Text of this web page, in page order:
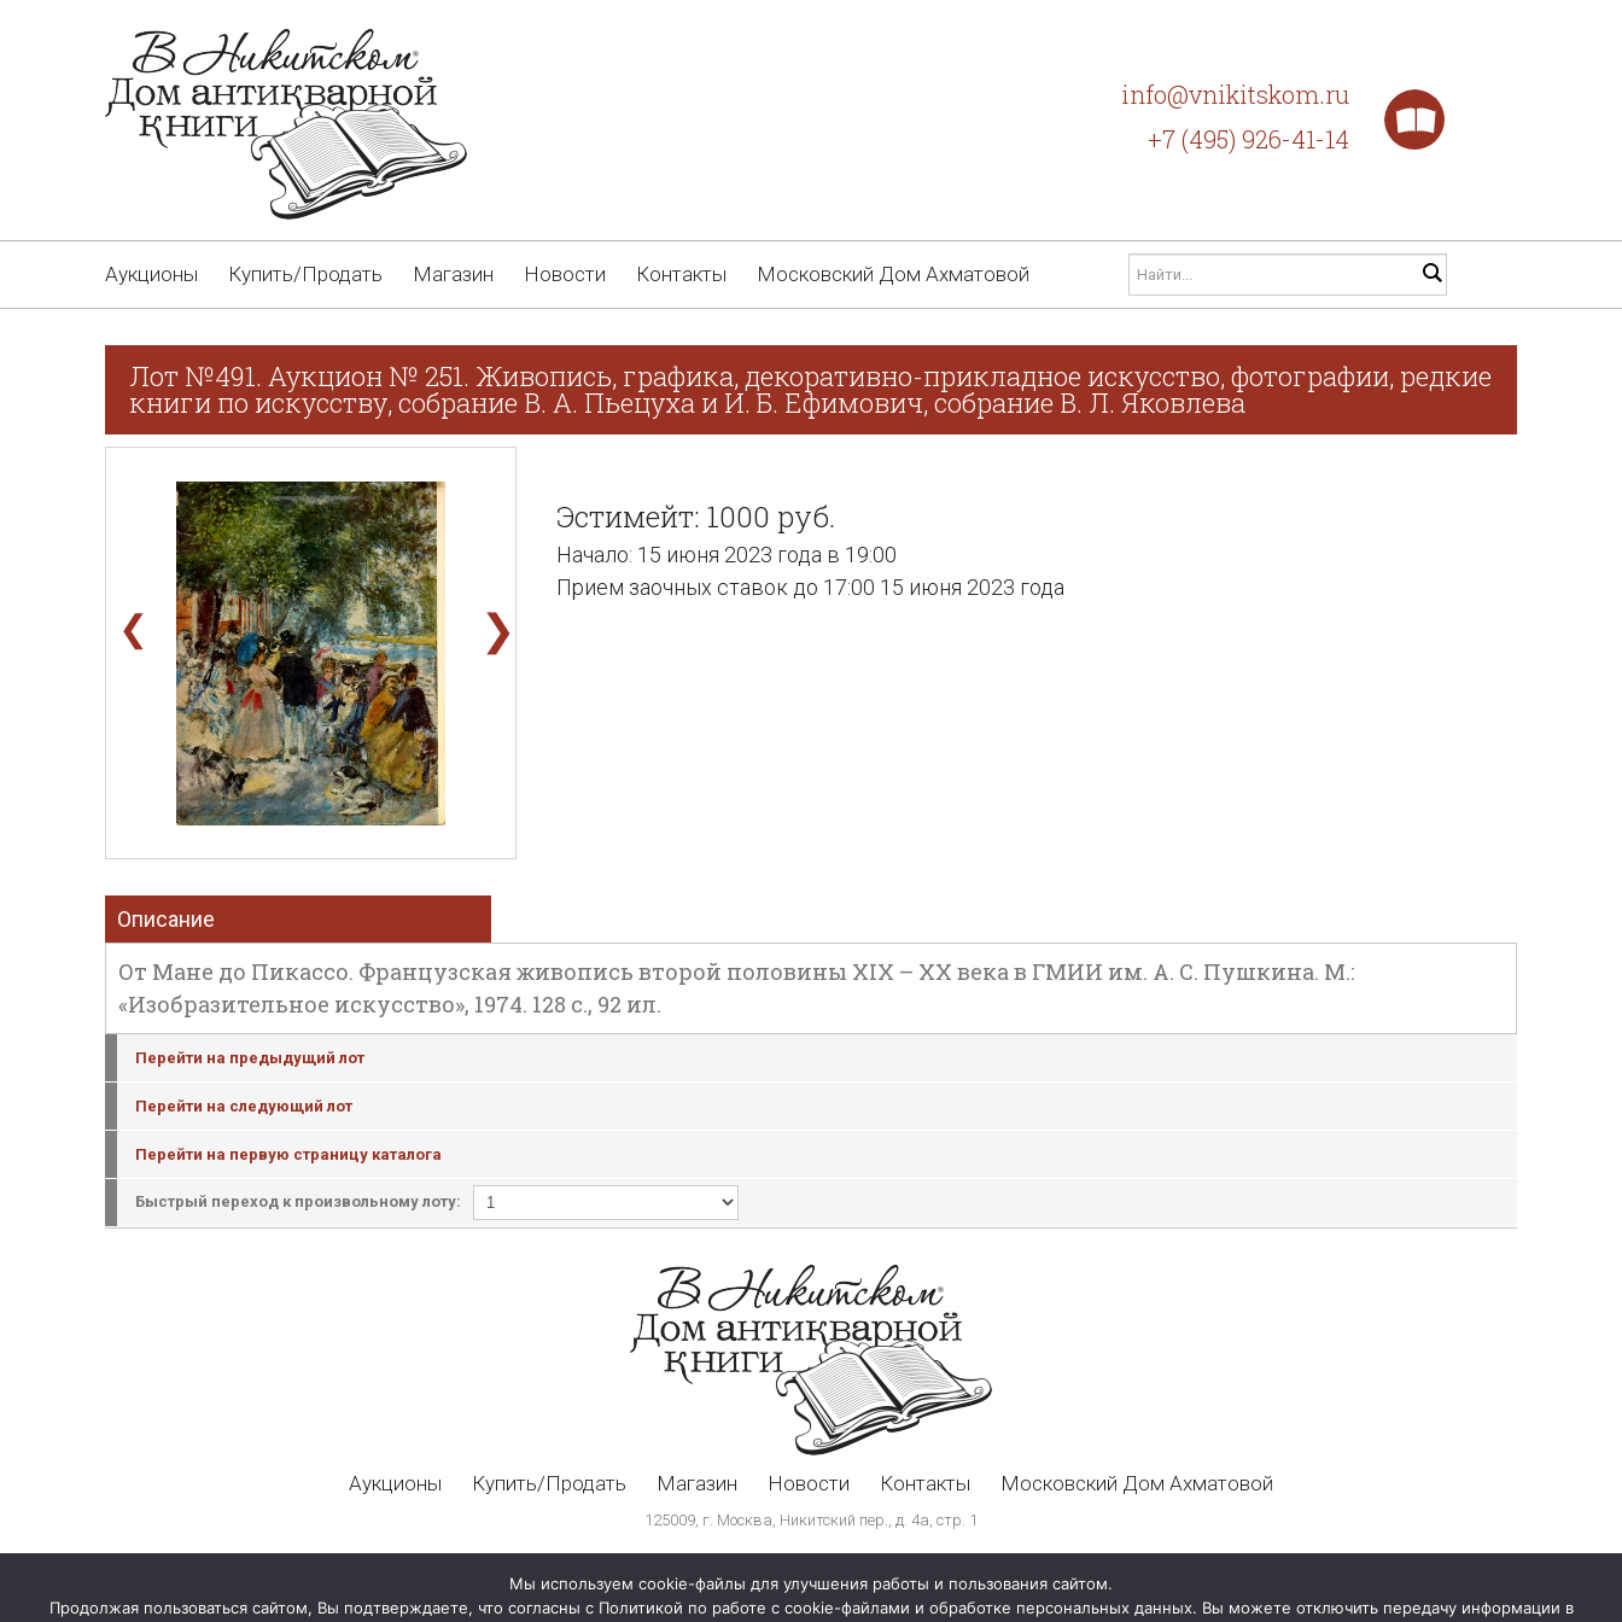
info@vnikitskom.ru
+7 (495) 926-41-14
Аукционы Купить/Продать Магазин Новости Контакты Московский Дом Ахматовой
Лот №491. Аукцион № 251. Живопись, графика, декоративно-прикладное искусство, фотографии, редкие
книги по искусству, собрание В. А. Пьецуха и И. Б. Ефимович, собрание В. Л. Яковлева
❮ ❯
Эстимейт: 1000 руб.
Начало: 15 июня 2023 года в 19:00
Прием заочных ставок до 17:00 15 июня 2023 года
Описание
От Мане до Пикассо. Французская живопись второй половины XIX – ХХ века в ГМИИ им. А. С. Пушкина. М.:
«Изобразительное искусство», 1974. 128 с., 92 ил.
Перейти на предыдущий лот
Перейти на следующий лот
Перейти на первую страницу каталога
Быстрый переход к произвольному лоту:
Аукционы Купить/Продать Магазин Новости Контакты Московский Дом Ахматовой
125009, г. Москва, Никитский пер., д. 4а, стр. 1
Мы используем cookie-файлы для улучшения работы и пользования сайтом.
Продолжая пользоваться сайтом, Вы подтверждаете, что согласны с Политикой по работе с cookie-файлами и обработке персональных данных. Вы можете отключить передачу информации в